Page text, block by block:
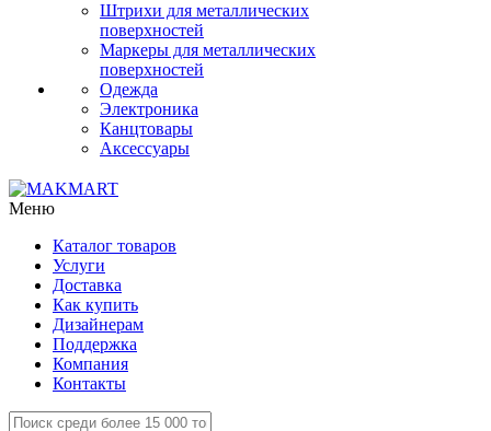
Штрихи для металлических
поверхностей
Маркеры для металлических
поверхностей
Одежда
Электроника
Канцтовары
Аксессуары
Меню
Каталог товаров
Услуги
Доставка
Как купить
Дизайнерам
Поддержка
Компания
Контакты